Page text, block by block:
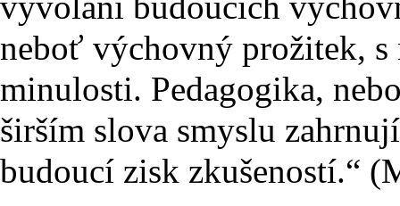
neboť výchovný prožitek, s
minulosti. Pedagogika,
širším slova smyslu
budoucí zisk zkušeností.“